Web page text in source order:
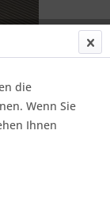
die
Wenn Sie
Ihnen